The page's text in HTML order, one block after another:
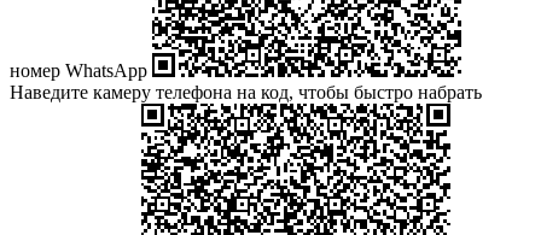
номер WhatsApp
Наведите камеру телефона на код, чтобы быстро набрать